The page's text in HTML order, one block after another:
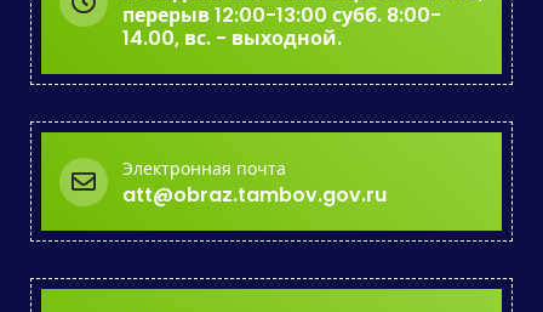
перерыв 12:00-13:00 субб. 8:00-
14.00, вс. - выходной.
Электронная почта
att@obraz.tambov.gov.ru